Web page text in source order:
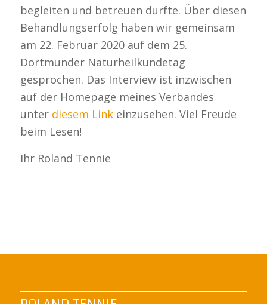
begleiten und betreuen durfte. Über diesen
Behandlungserfolg haben wir gemeinsam
am 22. Februar 2020 auf dem 25.
Dortmunder Naturheilkundetag
gesprochen. Das Interview ist inzwischen
auf der Homepage meines Verbandes
unter diesem Linkeinzusehen. Viel Freude
beim Lesen!
Ihr Roland Tennie